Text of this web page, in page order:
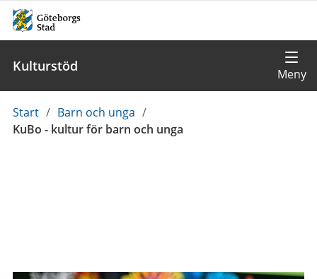
Kulturstöd
Du
är
Start / Barn och unga /
KuBo - kultur för barn och unga